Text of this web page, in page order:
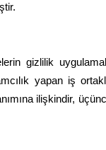
gizlilik
yapan iş
ilişkindir,